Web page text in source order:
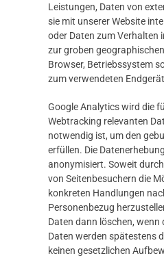
Leistungen, Daten von
sie mit unserer Website
oder Daten zum Verhalten
zur groben
Browser, Betriebssystem
zum verwendeten
Google Analytics wird die
Webtracking relevanten
notwendig ist, um den
erfüllen. Die
anonymisiert. Soweit
von Seitenbesuchern die
konkreten Handlungen
Personenbezug
Daten dann löschen, wenn
Daten werden spätestens
keinen gesetzlichen